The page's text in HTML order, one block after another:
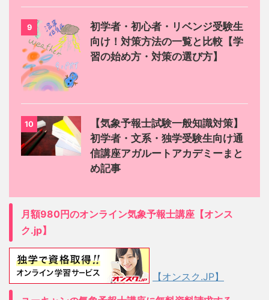
9
初学者・初心者・リベンジ受験生
向け！対策方法の一覧と比較【学
習の始め方・対策の選び方】
10
【気象予報士試験一般知識対策】
初学者・文系・独学受験生向け通
信講座アガルートアカデミーまと
め記事
月額980円のオンライン気象予報士講座【オンス
ク.jp】
【オンスク.JP】